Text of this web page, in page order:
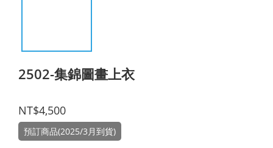
2502-集錦圖畫上衣
NT$4,500
預訂商品(2025/3月到貨)